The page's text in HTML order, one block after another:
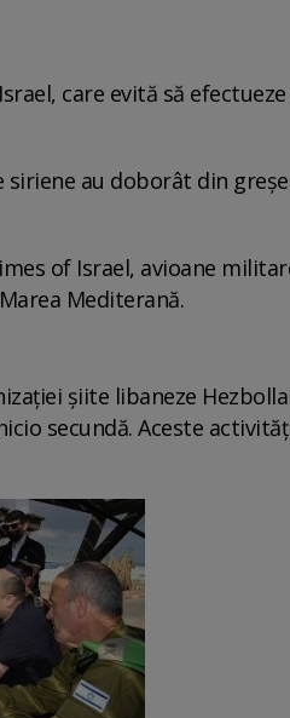
care evită să
au doborât din
of Israel, avioane
Mediterană.
şiite libaneze
secundă. Aceste